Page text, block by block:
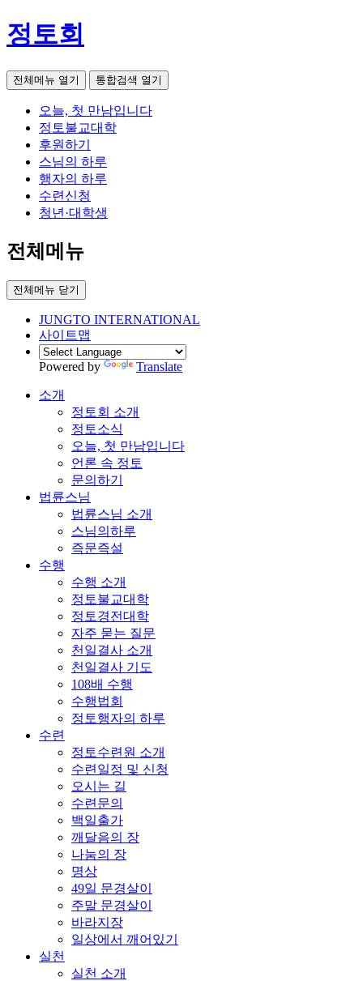
정토회
전체메뉴 열기 통합검색 열기
오늘, 첫 만남입니다
정토불교대학
후원하기
스님의 하루
행자의 하루
수련신청
청년·대학생
전체메뉴
전체메뉴 닫기
JUNGTO INTERNATIONAL
사이트맵
Powered by Translate
소개
정토회 소개
정토소식
오늘, 첫 만남입니다
언론 속 정토
문의하기
법륜스님
법륜스님 소개
스님의하루
즉문즉설
수행
수행 소개
정토불교대학
정토경전대학
자주 묻는 질문
천일결사 소개
천일결사 기도
108배 수행
수행법회
정토행자의 하루
수련
정토수련원 소개
수련일정 및 신청
오시는 길
수련문의
백일출가
깨달음의 장
나눔의 장
명상
49일 문경살이
주말 문경살이
바라지장
일상에서 깨어있기
실천
실천 소개